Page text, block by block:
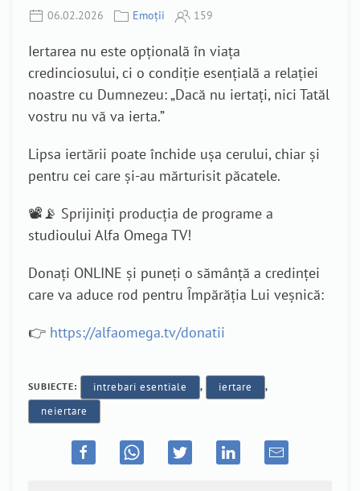
06.02.2026 Emoții 159
Iertarea nu este opțională în viața
credinciosului, ci o condiție esențială a relației
noastre cu Dumnezeu: „Dacă nu iertați, nici Tatăl
vostru nu vă va ierta.”
Lipsa iertării poate închide ușa cerului, chiar și
pentru cei care și-au mărturisit păcatele.
📽️📡 Sprijiniți producția de programe a
studioului Alfa Omega TV!
Donați ONLINE și puneți o sămânță a credinței
care va aduce rod pentru Împărăția Lui veșnică:
👉 https://alfaomega.tv/donatii
SUBIECTE: intrebari esentiale , iertare ,
neiertare